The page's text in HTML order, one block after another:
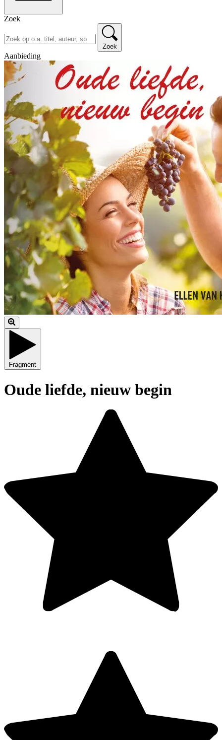
Zoek
Zoek
Aanbieding
Fragment
Oude liefde, nieuw begin